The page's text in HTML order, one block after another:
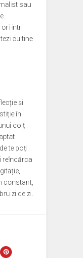
sau
ori intri
cu tine
și
în
colț
te poți
reîncărca
constant,
zi de zi.